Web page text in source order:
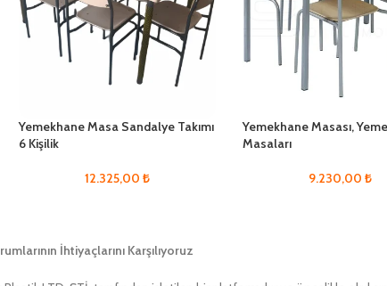
Yemekhane Masa Sandalye Takımı
6 Kişilik
12.325,00₺
Yemekhane Masası,
Masaları
9.230,00₺
İhtiyaçlarını Karşılıyoruz